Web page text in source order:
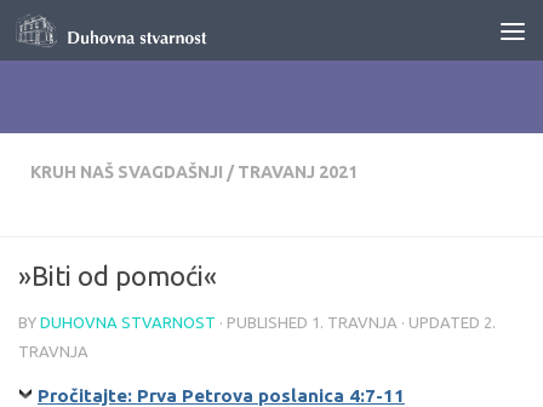
Skip to content
KRUH NAŠ SVAGDAŠNJI / TRAVANJ 2021
»Biti od pomoći«
BY DUHOVNA STVARNOST · PUBLISHED 1. TRAVNJA · UPDATED 2.
TRAVNJA
Pročitajte: Prva Petrova poslanica 4:7-11